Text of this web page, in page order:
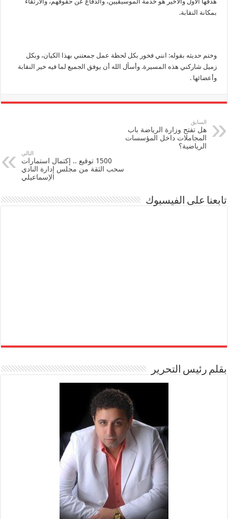
بمكانة النقابة.
وختم حديثه بقوله: انني فخور بكل لحظة عمل جمعتني بهذا الكيان، وبكل
زميل شاركني هذه المسيرة. وأسأل الله أن يوفق الجميع لما فيه خير النقابة
وأعضائها .
السابق
هل تفتح وزارة الرياضة باب
المجاملات داخل المؤسسات
الرياضية؟
التالي
1500 توقيع .. إكتمال استمارات
سحب الثقة من مجلس إدارة النادي
الإسماعيلي
تابعنا على الفيسبوك
بقلم رئيس التحرير